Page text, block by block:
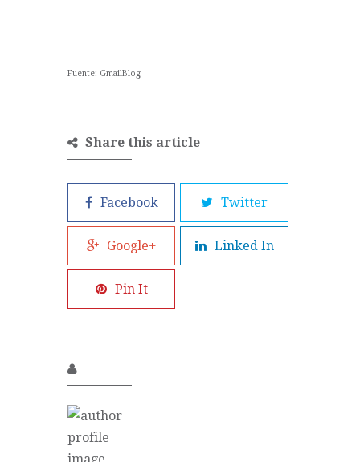
Fuente: GmailBlog
Share this article
Facebook Twitter
Google+ Linked In
Pin It